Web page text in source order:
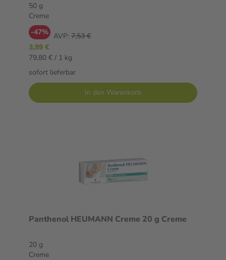
50 g
Creme
-47% AVP: 7,53 €
3,99 €
79,80 € / 1 kg
sofort lieferbar
In den Warenkorb
Panthenol HEUMANN Creme 20 g Creme
20 g
Creme